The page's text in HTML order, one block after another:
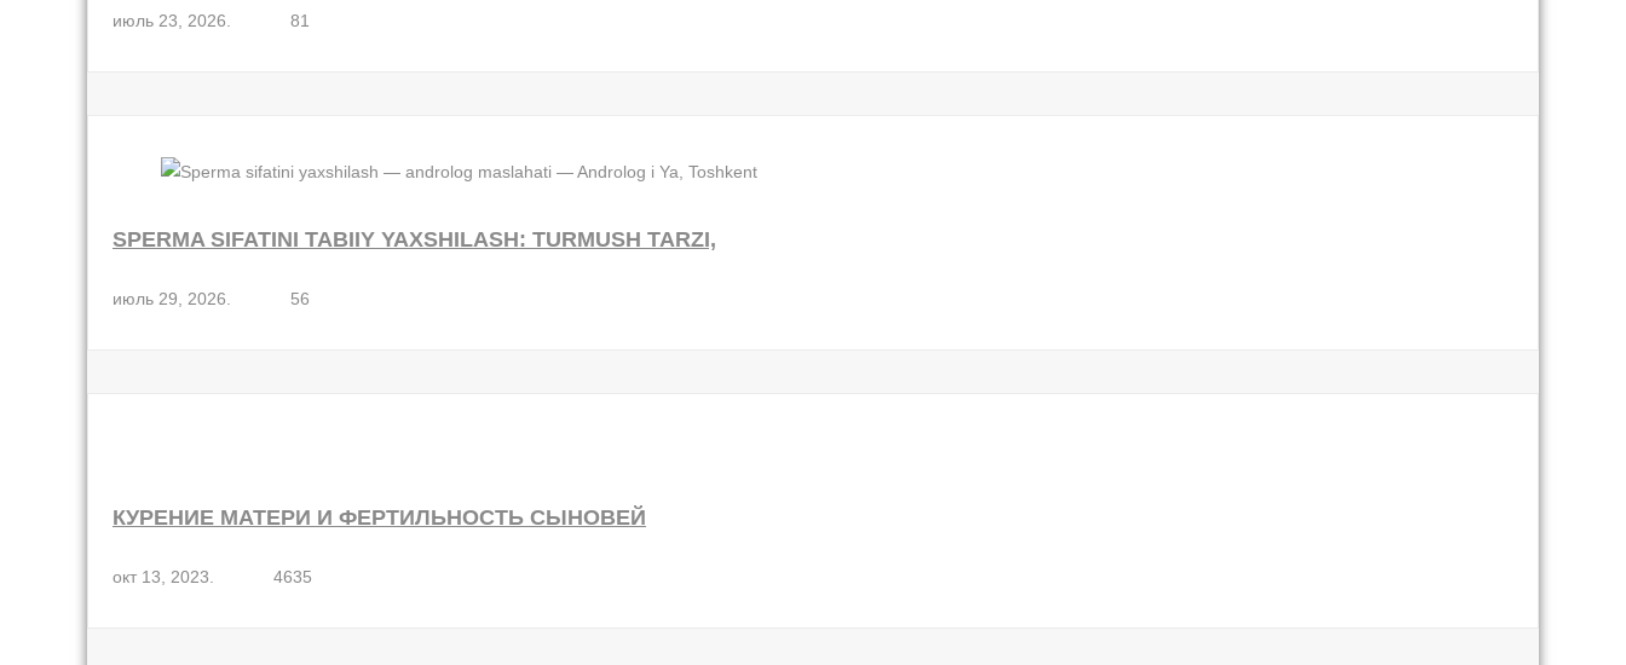
июль 23, 2026. 81
SPERMA SIFATINI TABIIY YAXSHILASH: TURMUSH TARZI,
июль 29, 2026. 56
КУРЕНИЕ МАТЕРИ И ФЕРТИЛЬНОСТЬ СЫНОВЕЙ
окт 13, 2023. 4635